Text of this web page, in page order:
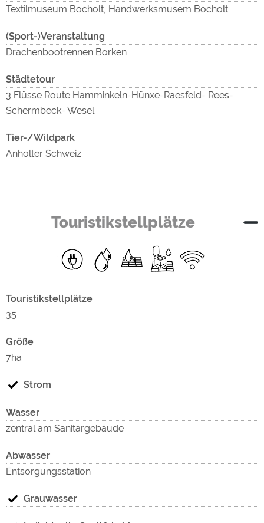
Textilmuseum Bocholt, Handwerksmusem Bocholt
(Sport-)Veranstaltung
Drachenbootrennen Borken
Städtetour
3 Flüsse Route Hamminkeln-Hünxe-Raesfeld- Rees-
Schermbeck- Wesel
Tier-/Wildpark
Anholter Schweiz
Touristikstellplätze
Touristikstellplätze
35
Größe
7ha
Strom
Wasser
zentral am Sanitärgebäude
Abwasser
Entsorgungsstation
Grauwasser